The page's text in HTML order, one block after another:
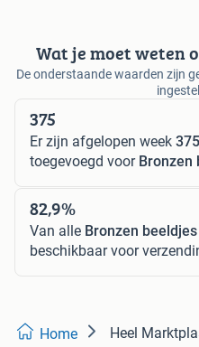
Wat je moet weten
De onderstaande waarden zijn
375
Er zijn afgelopen week 375
toegevoegd voor Bronzen
82,9%
Van alle Bronzen beeldjes
beschikbaar voor
Home Heel